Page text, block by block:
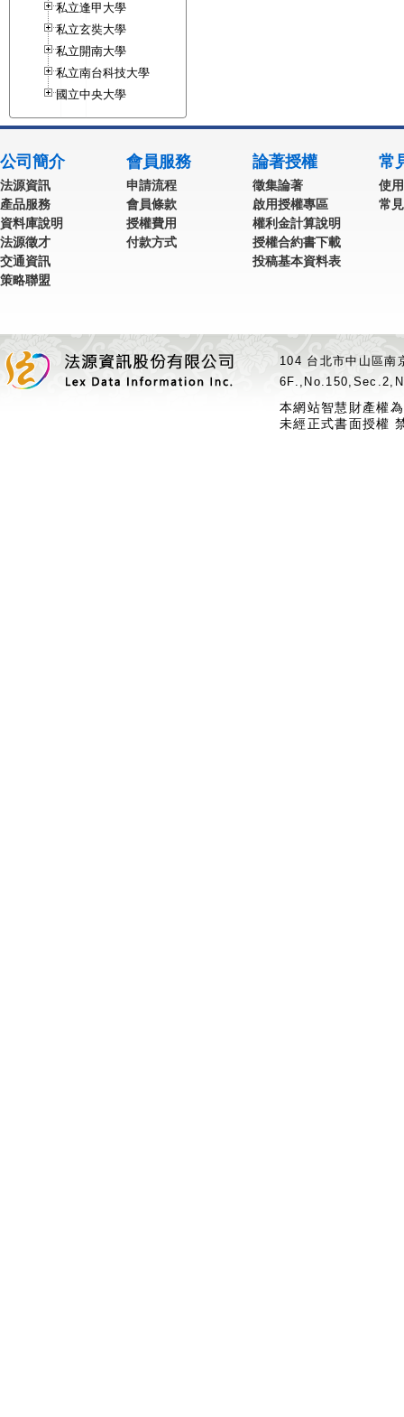
私立逢甲大學
私立玄奘大學
私立開南大學
私立南台科技大學
國立中央大學
公司簡介
法源資訊
產品服務
資料庫說明
法源徵才
交通資訊
策略聯盟
會員服務
申請流程
會員條款
授權費用
付款方式
論著授權
徵集論著
啟用授權專區
權利金計算說明
授權合約書下載
投稿基本資料表
常
使
常
104 台北市中山區
本網站智慧財產權
未經正式書面授權